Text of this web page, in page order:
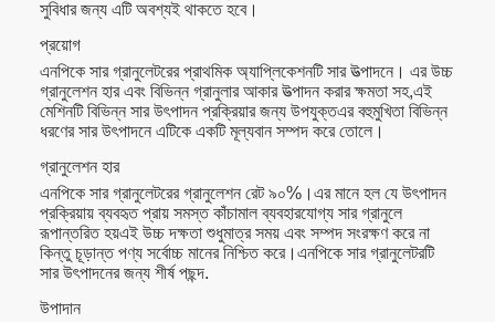
সুবিধার জন্য এটি অবশ্যই থাকতে হবে।
প্রয়োগ
এনপিকে সার গ্রানুলেটরের প্রাথমিক অ্যাপ্লিকেশনটি সার উত্পাদনে। এর উচ্চ
গ্রানুলেশন হার এবং বিভিন্ন গ্রানুলার আকার উত্পাদন করার ক্ষমতা সহ,এই
মেশিনটি বিভিন্ন সার উৎপাদন প্রক্রিয়ার জন্য উপযুক্তএর বহুমুখিতা বিভিন্ন
ধরণের সার উৎপাদনে এটিকে একটি মূল্যবান সম্পদ করে তোলে।
গ্রানুলেশন হার
এনপিকে সার গ্রানুলেটরের গ্রানুলেশন রেট ৯০%।এর মানে হল যে উৎপাদন
প্রক্রিয়ায় ব্যবহৃত প্রায় সমস্ত কাঁচামাল ব্যবহারযোগ্য সার গ্রানুলে
রূপান্তরিত হয়এই উচ্চ দক্ষতা শুধুমাত্র সময় এবং সম্পদ সংরক্ষণ করে না
কিন্তু চূড়ান্ত পণ্য সর্বোচ্চ মানের নিশ্চিত করে।এনপিকে সার গ্রানুলেটরটি
সার উৎপাদনের জন্য শীর্ষ পছন্দ.
উপাদান